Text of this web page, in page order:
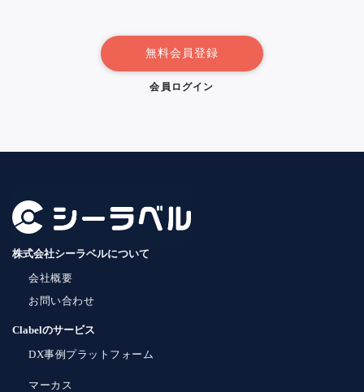
無料会員登録
会員ログイン
株式会社シーラベルについて
会社概要
お問い合わせ
Clabelのサービス
DX事例プラットフォーム
マーカス